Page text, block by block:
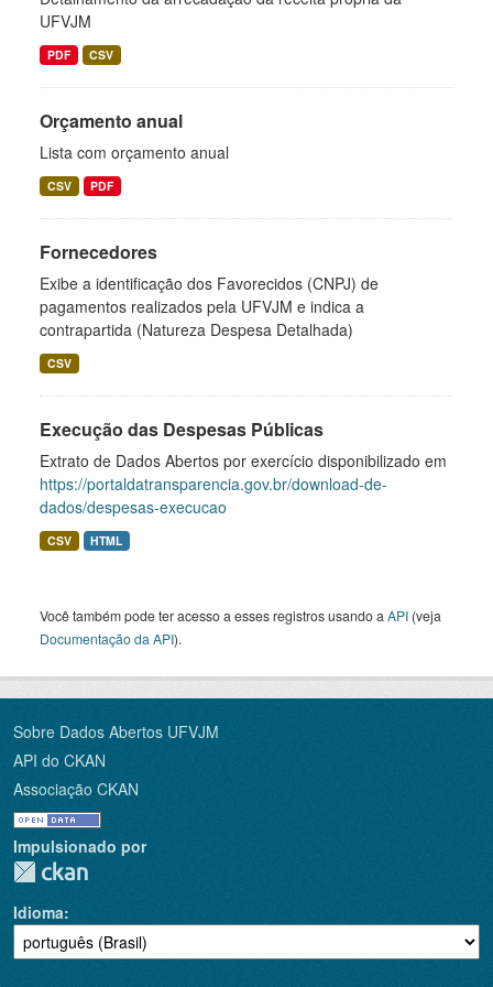
UFVJM
PDF CSV
Orçamento anual
Lista com orçamento anual
CSV PDF
Fornecedores
Exibe a identificação dos Favorecidos (CNPJ) de
pagamentos realizados pela UFVJM e indica a
contrapartida (Natureza Despesa Detalhada)
CSV
Execução das Despesas Públicas
Extrato de Dados Abertos por exercício disponibilizado em
https://portaldatransparencia.gov.br/download-de-
dados/despesas-execucao
CSV HTML
Você também pode ter acesso a esses registros usando a API (veja
Documentação da API).
Sobre Dados Abertos UFVJM
API do CKAN
Associação CKAN
Impulsionado por
Idioma